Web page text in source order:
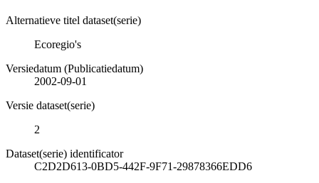
Alternatieve titel dataset(serie)
Ecoregio's
Versiedatum (Publicatiedatum)
2002-09-01
Versie dataset(serie)
2
Dataset(serie) identificator
C2D2D613-0BD5-442F-9F71-29878366EDD6